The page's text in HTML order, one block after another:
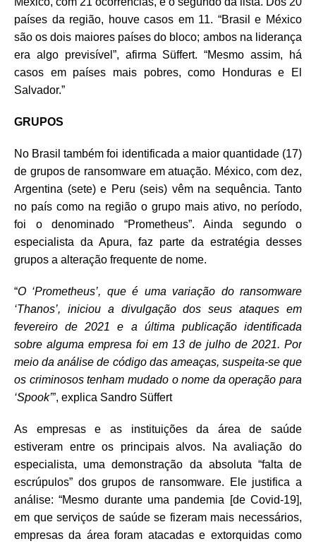
países da região, houve casos em 11. “Brasil e México
são os dois maiores países do bloco; ambos na liderança
era algo previsível”, afirma Süffert. “Mesmo assim, há
casos em países mais pobres, como Honduras e El
Salvador.”
GRUPOS
No Brasil também foi identificada a maior quantidade (17)
de grupos de ransomware em atuação. México, com dez,
Argentina (sete) e Peru (seis) vêm na sequência. Tanto
no país como na região o grupo mais ativo, no período,
foi o denominado “Prometheus”. Ainda segundo o
especialista da Apura, faz parte da estratégia desses
grupos a alteração frequente de nome.
“O ‘Prometheus’, que é uma variação do ransomware
‘Thanos’, iniciou a divulgação dos seus ataques em
fevereiro de 2021 e a última publicação identificada
sobre alguma empresa foi em 13 de julho de 2021. Por
meio da análise de código das ameaças, suspeita-se que
os criminosos tenham mudado o nome da operação para
‘Spook’”, explica Sandro Süffert
As empresas e as instituições da área de saúde
estiveram entre os principais alvos. Na avaliação do
especialista, uma demonstração da absoluta “falta de
escrúpulos” dos grupos de ransomware. Ele justifica a
análise: “Mesmo durante uma pandemia [de Covid-19],
em que serviços de saúde se fizeram mais necessários,
empresas da área foram atacadas e extorquidas como